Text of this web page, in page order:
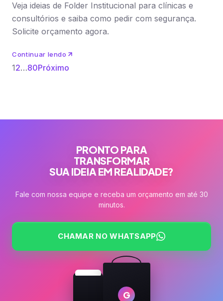
Veja ideias de Folder Institucional para clínicas e
consultórios e saiba como pedir com segurança.
Solicite orçamento agora.
Continuar lendo
12…80Próximo
PRONTO PARA
TRANSFORMAR
SUA IDEIA EM REALIDADE?
Fale com nossa equipe e receba um orçamento em até 30
minutos.
CHAMAR NO WHATSAPP
G